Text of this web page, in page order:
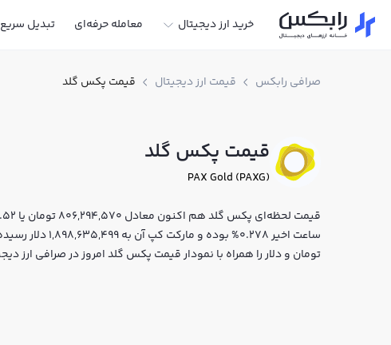
خرید ارز دیجیتال معامله حرفه‌ای تبدیل سریع
صرافی رابکس قیمت ارز دیجیتال قیمت پکس گلد
قیمت پکس گلد
PAX Gold (PAXG)
ساعت اخیر
تومان و دلار را همراه با نمودار قیمت پکس گلد امروز در صرافی ارز